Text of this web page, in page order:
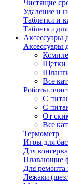
Чистящие
Удаление и
Таблетки и
Таблетки
Аксессуары
Аксессуары
Щетки
Все
Роботы-
С
С
От
Все
Термометр
Игры для
Для
Плавающие
Для ремонта
Лежаки